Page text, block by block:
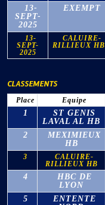
13-
SEPT-
2025
EXEMPT
13-
SEPT-
2025
CALUIRE-
RILLIEUX HB
CLASSEMENTS
Place Equipe
1
ST GENIS
LAVAL AL HB
2
MEXIMIEUX
HB
3
CALUIRE-
RILLIEUX HB
4
HBC DE
LYON
5
ENTENTE